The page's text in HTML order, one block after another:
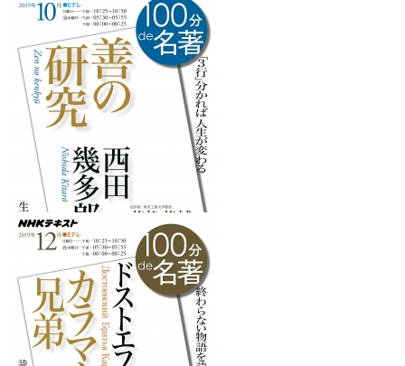
『燃え上がる緑の木』
を読みたくなるフレーズ
『善の研究』
を読みたくなるフレーズ